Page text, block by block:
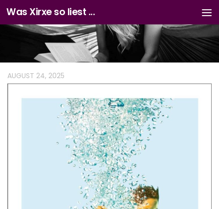
Zum Inhalt springen
Was Xirxe so liest ...
AUGUST 24, 2025